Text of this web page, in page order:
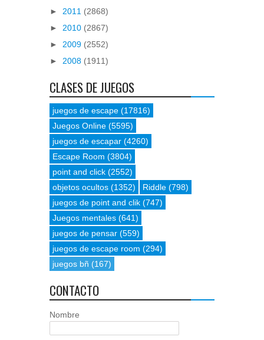
► 2011 (2868)
► 2010 (2867)
► 2009 (2552)
► 2008 (1911)
CLASES DE JUEGOS
juegos de escape (17816)
Juegos Online (5595)
juegos de escapar (4260)
Escape Room (3804)
point and click (2552)
objetos ocultos (1352) Riddle (798)
juegos de point and clik (747)
Juegos mentales (641)
juegos de pensar (559)
juegos de escape room (294)
juegos bñ (167)
CONTACTO
Nombre